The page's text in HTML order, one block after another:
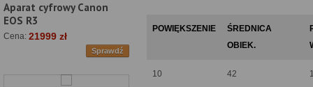
Aparat cyfrowy Canon
EOS R3
Cena: 21999 zł
Sprawdź
POWIĘKSZENIE
ŚREDNICA
OBIEK.
10 42